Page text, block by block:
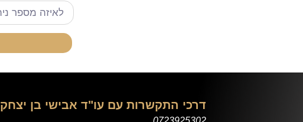
דרכי התקשרות עם עו"ד אבישי בן יצחק